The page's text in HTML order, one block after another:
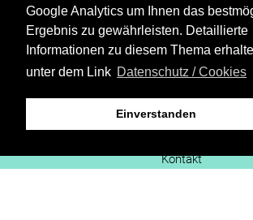
Google Analytics um Ihnen das
Ergebnis zu gewährleisten. Detaillierte
Informationen zu diesem Thema
unter dem Link Datenschutz / Cookies
Einverstanden
XiBIT Infoguide 2021
Kontakt